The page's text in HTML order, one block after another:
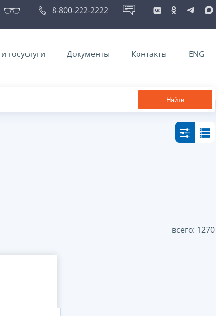
8-800-222-2222
госуслуги Документы Контакты ENG
Найти
всего: 1270